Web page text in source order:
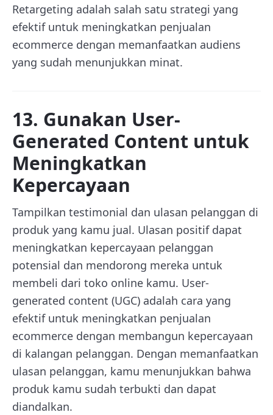
Retargeting adalah salah satu strategi yang
efektif untuk meningkatkan penjualan
ecommerce dengan memanfaatkan audiens
yang sudah menunjukkan minat.
13. Gunakan User-
Generated Content untuk
Meningkatkan
Kepercayaan
Tampilkan testimonial dan ulasan pelanggan di
produk yang kamu jual. Ulasan positif dapat
meningkatkan kepercayaan pelanggan
potensial dan mendorong mereka untuk
membeli dari toko online kamu. User-
generated content (UGC) adalah cara yang
efektif untuk meningkatkan penjualan
ecommerce dengan membangun kepercayaan
di kalangan pelanggan. Dengan memanfaatkan
ulasan pelanggan, kamu menunjukkan bahwa
produk kamu sudah terbukti dan dapat
diandalkan.